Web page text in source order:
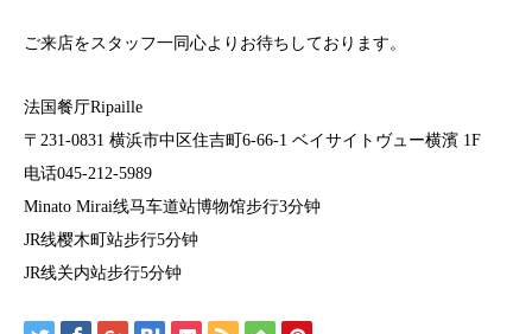
ご来店をスタッフ一同心よりお待ちしております。
法国餐厅Ripaille
〒231-0831 横浜市中区住吉町6-66-1 ベイサイトヴュー横濱 1F
电话045-212-5989
Minato Mirai线马车道站博物馆步行3分钟
JR线樱木町站步行5分钟
JR线关内站步行5分钟